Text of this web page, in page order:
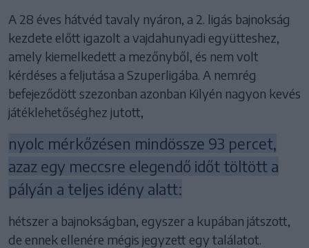
A 28 éves hátvéd tavaly nyáron, a 2. ligás bajnokság
kezdete előtt igazolt a vajdahunyadi együtteshez,
amely kiemelkedett a mezőnyből, és nem volt
kérdéses a feljutása a Szuperligába. A nemrég
befejeződött szezonban azonban Kilyén nagyon kevés
játéklehetőséghez jutott,
nyolc mérkőzésen mindössze 93 percet,
azaz egy meccsre elegendő időt töltött a
pályán a teljes idény alatt:
hétszer a bajnokságban, egyszer a kupában játszott,
de ennek ellenére mégis jegyzett egy találatot.